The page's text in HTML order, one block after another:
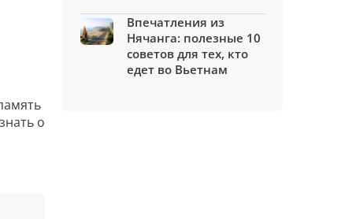
о
Впечатления из
Нячанга: полезные 10
советов для тех, кто
едет во Вьетнам